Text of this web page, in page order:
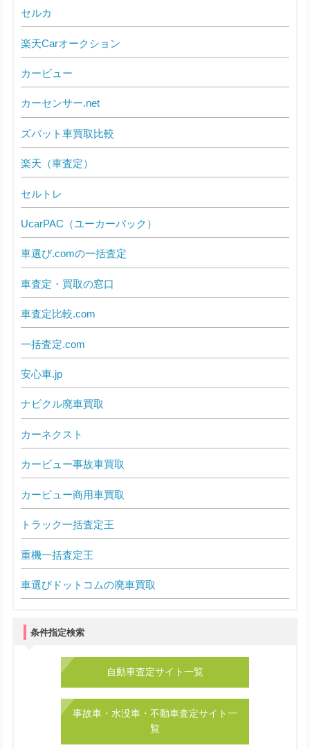
セルカ
楽天Carオークション
カービュー
カーセンサー.net
ズバット車買取比較
楽天（車査定）
セルトレ
UcarPAC（ユーカーパック）
車選び.comの一括査定
車査定・買取の窓口
車査定比較.com
一括査定.com
安心車.jp
ナビクル廃車買取
カーネクスト
カービュー事故車買取
カービュー商用車買取
トラック一括査定王
重機一括査定王
車選びドットコムの廃車買取
条件指定検索
自動車査定サイト一覧
事故車・水没車・不動車査定サイト一
覧